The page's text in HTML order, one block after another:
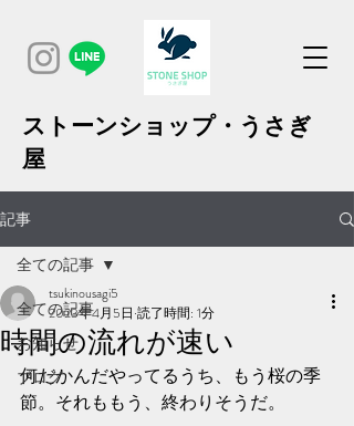
ストーンショップ・うさぎ
屋
記事
全ての記事
お知らせ
ブログ
全ての記事
時間の流れが速い
tsukinousagi5
2023年4月5日 読了時間: 1分
何だかんだやってるうち、もう桜の季
節。それももう、終わりそうだ。